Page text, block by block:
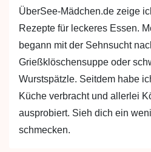
ÜberSee-Mädchen.de zeige
Rezepte für leckeres Essen.
begann mit der Sehnsucht
Grießklöschensuppe oder
Wurstspätzle. Seitdem habe
Küche verbracht und allerlei
ausprobiert. Sieh dich ein
schmecken.